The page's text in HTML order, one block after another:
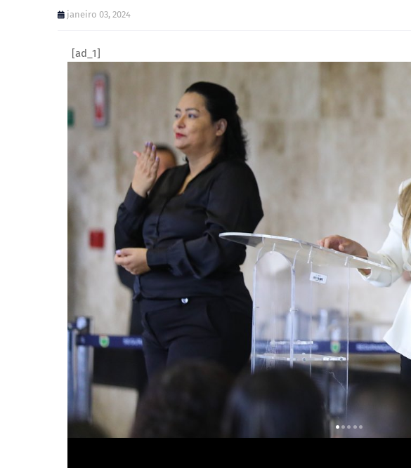
janeiro 03, 2024
[ad_1]